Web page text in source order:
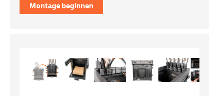
Montage beginnen